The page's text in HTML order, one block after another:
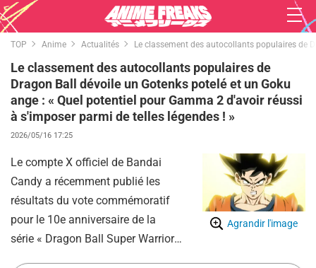
TOP Anime Actualités Le classement des autocollants populaires de
Le classement des autocollants populaires de
Dragon Ball dévoile un Gotenks potelé et un Goku
ange : « Quel potentiel pour Gamma 2 d'avoir réussi
à s'imposer parmi de telles légendes ! »
2026/05/16 17:25
Agrandir l'image
Le compte X officiel de Bandai
Candy a récemment publié les
résultats du vote commémoratif
pour le 10e anniversaire de la
série « Dragon Ball Super Warrior